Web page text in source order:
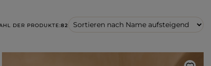
DER PRODUKTE:82